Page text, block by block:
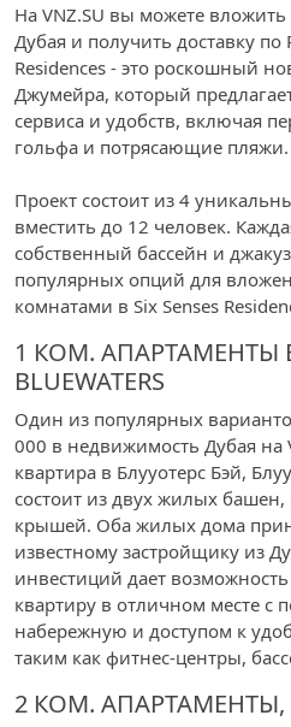
На VNZ.SU вы можете
Дубая и получить доставку по
Residences - это роскошный
Джумейра, который
сервиса и удобств, включая
гольфа и потрясающие пляжи.
Проект состоит из 4
вместить до 12 человек.
собственный бассейн и
популярных опций для
комнатами в Six Senses
1 КОМ. АПАРТАМЕНТЫ В
BLUEWATERS
Один из популярных
000 в недвижимость Дубая на
квартира в Блууотерс Бэй,
состоит из двух жилых
крышей. Оба жилых дома
известному застройщику из
инвестиций дает
квартиру в отличном месте
набережную и доступом к
таким как фитнес-центры,
2 КОМ. АПАРТАМЕНТЫ,